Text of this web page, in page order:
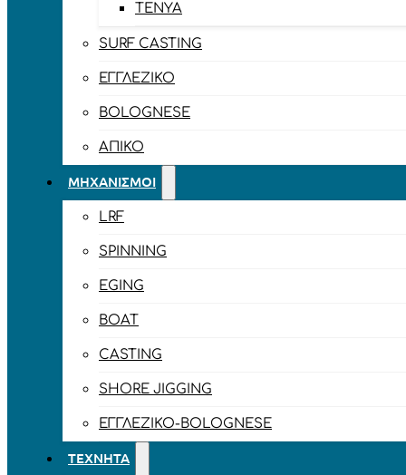
TENYA
SURF CASTING
ΕΓΓΛΈΖΙΚΟ
BOLOGNESE
ΑΠΊΚΟ
ΜΗΧΑΝΙΣΜΟΊ
LRF
SPINNING
EGING
BOAT
CASTING
SHORE JIGGING
ΕΓΓΛΈΖΙΚΟ-BOLOGNESE
ΤΕΧΝΗΤΆ